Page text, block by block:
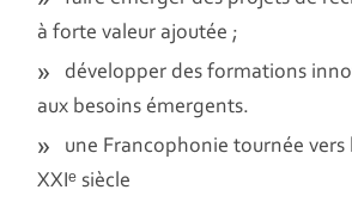
à forte valeur ajoutée ;
développer des formations
aux besoins émergents.
une Francophonie tournée vers
XXIᵉ siècle